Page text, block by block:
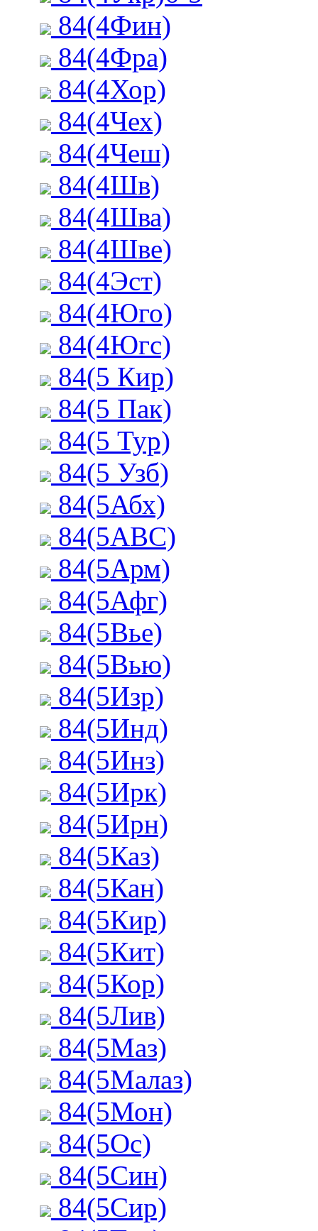
84(4Фин)
84(4Фра)
84(4Хор)
84(4Чех)
84(4Чеш)
84(4Шв)
84(4Шва)
84(4Шве)
84(4Эст)
84(4Юго)
84(4Югс)
84(5 Кир)
84(5 Пак)
84(5 Тур)
84(5 Узб)
84(5Абх)
84(5АВС)
84(5Арм)
84(5Афг)
84(5Вье)
84(5Вью)
84(5Изр)
84(5Инд)
84(5Инз)
84(5Ирк)
84(5Ирн)
84(5Каз)
84(5Кан)
84(5Кир)
84(5Кит)
84(5Кор)
84(5Лив)
84(5Маз)
84(5Малаз)
84(5Мон)
84(5Ос)
84(5Син)
84(5Сир)